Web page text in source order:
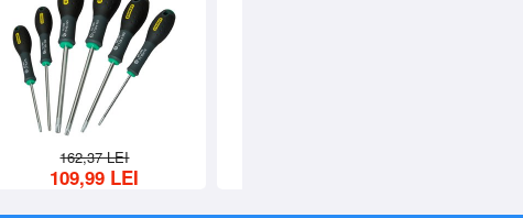
2,73 LEI
2,48 LEI